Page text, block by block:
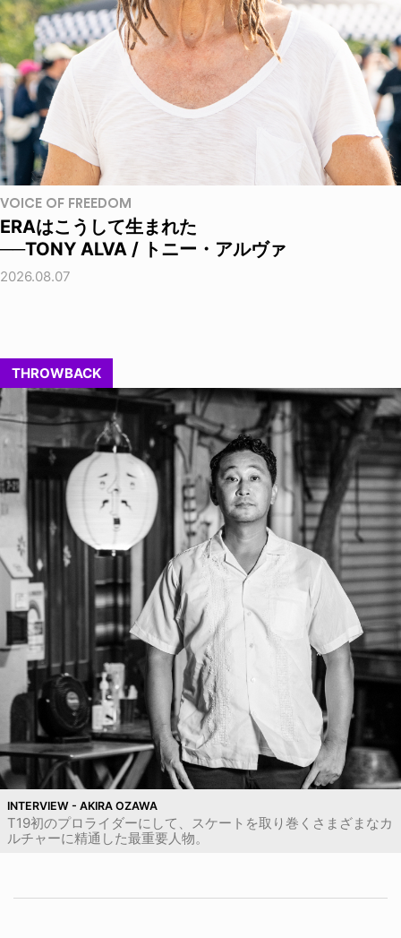
VOICE OF FREEDOM
ERAはこうして生まれた
──TONY ALVA / トニー・アルヴァ
2026.08.07
THROWBACK
INTERVIEW - AKIRA OZAWA
T19初のプロライダーにして、スケートを取り巻くさまざまなカ
ルチャーに精通した最重要人物。